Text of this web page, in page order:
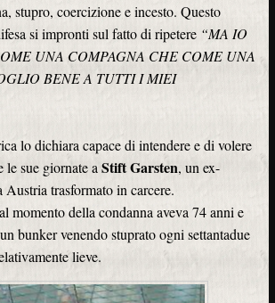
stupro, coercizione e incesto. Questo
si impronti sul fatto di ripetere “MA IO
UNA COMPAGNA CHE COME UNA
BENE A TUTTI I MIEI
lo dichiara capace di intendere e di volere
le sue giornate aStift Garsten, un ex-
Austria trasformato in carcere.
momento della condanna aveva 74 anni e
bunker venendo stuprato ogni settantadue
lieve.